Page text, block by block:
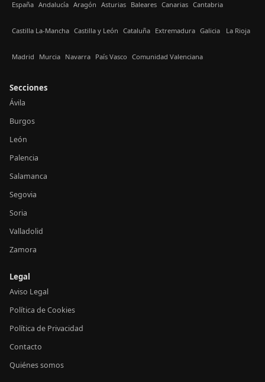
España Andalucía Aragón Asturias Baleares Canarias Cantabria
Castilla La-Mancha Castilla y León Cataluña Extremadura Galicia La Rioja
Madrid Murcia Navarra País Vasco Comunidad Valenciana
Secciones
Ávila
Burgos
León
Palencia
Salamanca
Segovia
Soria
Valladolid
Zamora
Legal
Aviso Legal
Política de Cookies
Política de Privacidad
Contacto
Quiénes somos